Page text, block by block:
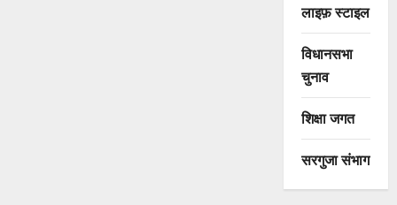
लाइफ़ स्टाइल
विधानसभा
चुनाव
शिक्षा जगत
सरगुजा संभाग